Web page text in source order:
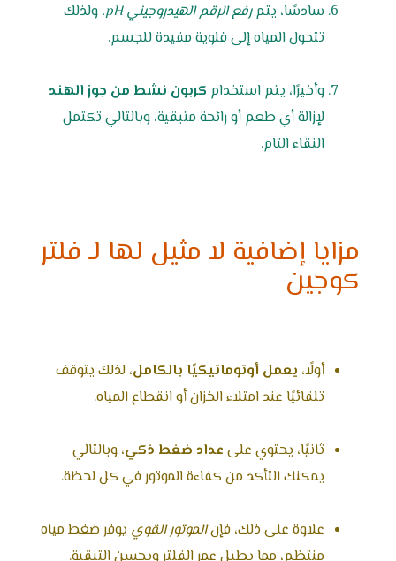
سادسًا، يتمرفع الرقم الهيدروجيني pH
، ولذلك
تتحول المياه إلى قلوية مفيدة للجسم.
وأخيرًا، يتم استخدام كربون نشط من جوز الهند
لإزالة أي طعم أو رائحة متبقية، وبالتالي تكتمل
النقاء التام.
مزايا إضافية لا مثيل لها لـ فلتر
كوجين
أولًا، يعمل أوتوماتيكيًا بالكامل، لذلك يتوقف
تلقائيًا عند امتلاء الخزان أو انقطاع المياه.
ثانيًا، يحتوي على عداد ضغط ذكي، وبالتالي
يمكنك التأكد من كفاءة الموتور في كل لحظة.
علاوة على ذلك، فإنالموتور القوي يوفر ضغط مياه